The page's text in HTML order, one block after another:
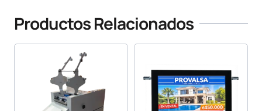
Productos Relacionados